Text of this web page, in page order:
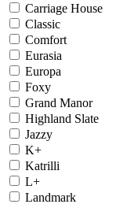
Carriage House
Classic
Comfort
Eurasia
Europa
Foxy
Grand Manor
Highland Slate
Jazzy
K+
Katrilli
L+
Landmark